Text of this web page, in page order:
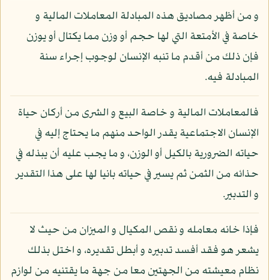
و من أظهر مصاديق هذه المبادلة المعاملات المالية و
خاصة في الأمتعة التي لها حجم أو وزن مما يكتال أو يوزن
فإن ذلك من أقدم ما تنبه الإنسان لوجوب إجراء سنة
المبادلة فيه.
فالمعاملات المالية و خاصة البيع و الشرى من أركان حياة
الإنسان الاجتماعية يقدر الواحد منهم ما يحتاج إليه في
حياته الضرورية بالكيل أو الوزن، و ما يجب عليه أن يبذله في
حذائه من الثمن ثم يسير في حياته بانيا لها على هذا التقدير
و التدبير.
فإذا خانه معامله و نقص المكيال و الميزان من حيث لا
يشعر هو فقد أفسد تدبيره و أبطل تقديره، و اختل بذلك
نظام معيشته من الجهتين معا من جهة ما يقتنيه من لوازم